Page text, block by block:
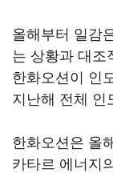
올해부터 일감
는 상황과 대조
한화오션이 인
지난해 전체 인
한화오션은 올
카타르 에너지